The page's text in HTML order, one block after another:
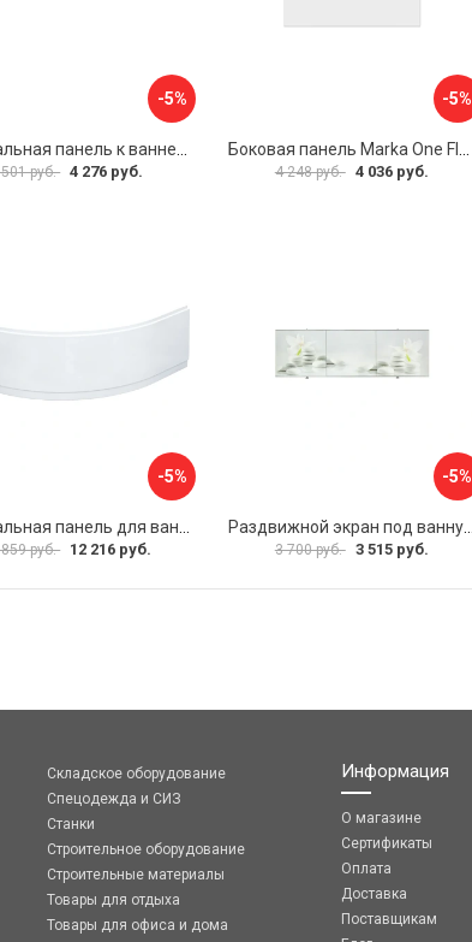
-5%
руб. 4 276 руб.
-5%
4 248 руб. 4 036 руб.
-5%
руб. 12 216 руб.
-5%
3 700 руб. 3 515 руб.
Складское оборудование
Спецодежда и СИЗ
Станки
Строительное оборудование
Строительные материалы
Товары для отдыха
Товары для офиса и дома
Информация
О магазине
Сертификаты
Оплата
Доставка
Поставщикам